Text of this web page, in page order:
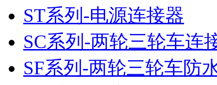
ST系列-电源连接器
SC系列-两轮三轮车连
SF系列-两轮三轮车防